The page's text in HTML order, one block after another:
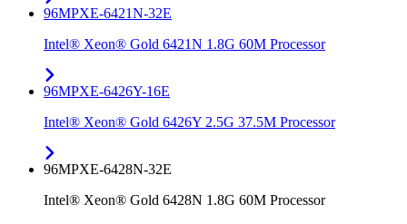
96MPXE-6421N-32E
Intel® Xeon® Gold 6421N 1.8G 60M Processor
96MPXE-6426Y-16E
Intel® Xeon® Gold 6426Y 2.5G 37.5M Processor
96MPXE-6428N-32E
Intel® Xeon® Gold 6428N 1.8G 60M Processor